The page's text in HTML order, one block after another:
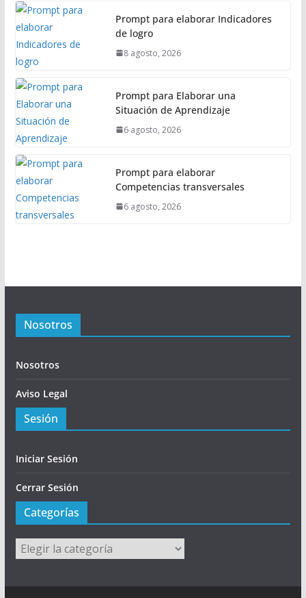
Prompt para elaborar Indicadores
de logro
8 agosto, 2026
Prompt para Elaborar una
Situación de Aprendizaje
6 agosto, 2026
Prompt para elaborar
Competencias transversales
6 agosto, 2026
Nosotros
Nosotros
Aviso Legal
Sesión
Iniciar Sesión
Cerrar Sesión
Categorías
Categorías